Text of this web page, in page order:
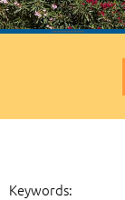
Keywords: